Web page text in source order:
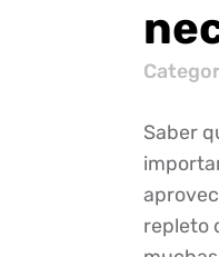
Saber
repleto